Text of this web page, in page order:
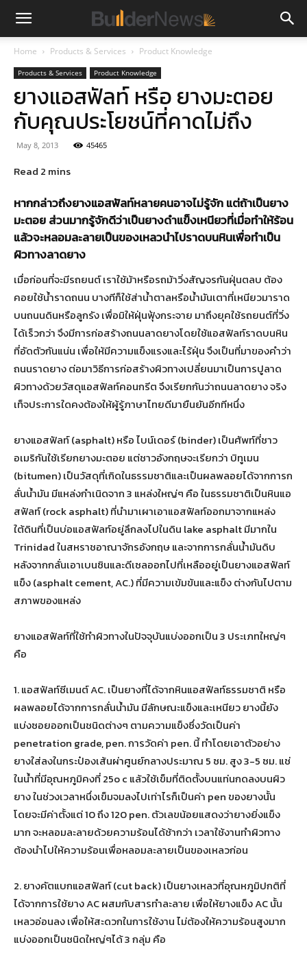
Home Products & Services Product Knowledge
Products & Services Product Knowledge
ยางแอสฟัลท์ หรือ ยางมะตอย
กับคุณประโยชน์ที่คาดไม่ถึง
May 8, 2013 45465
หากกล่าวถึงยางแอสฟัลท์หลายคนอาจไม่รู้จัก แต่ถ้าเป็นยาง
มะตอย ส่วนมากรู้จักดีว่าเป็นยางดำแข็งเหนียวที่เมื่อทำให้ร้อน
แล้วจะหลอมละลายเป็นของเหลวนำไปราดบนหินเพื่อทำเป็น
ผิวทางลาดยาง
เมื่อก่อนที่จะมีรถยนต์ เราใช้ม้าหรือรถม้าวิ่งสัญจรกันฝุ่นตลบ ต้อง
คอยใช้น้ำราดถนน บางทีก็ใช้ส่าน้ำตาลหรือน้ำมันเตาที่เหนียวมาราด
บนถนนดินหรือลูกรัง เพื่อมิให้ฝุ่นฟุ้งกระจาย มาถึงยุคใช้รถยนต์ที่วิ่ง
ได้เร็วกว่า จึงมีการก่อสร้างถนนลาดยางโดยใช้แอสฟัลท์ราดบนหิน
ที่อัดตัวกันแน่น เพื่อให้มีความแข็งแรงและไร้ฝุ่น จึงเป็นที่มาของคำว่า
ถนนราดยาง ต่อมาวิธีการก่อสร้างผิวทางเปลี่ยนมาเป็นการปูลาด
ผิวทางด้วยวัสดุแอสฟัลท์คอนกรีต จึงเรียกกันว่าถนนลาดยาง จริง
เท็จประการใดคงต้องให้ผู้รู้ภาษาไทยดีมายืนยันอีกทีหนึ่ง
ยางแอสฟัลท์ (asphalt) หรือ ไบน์เดอร์ (binder) เป็นศัพท์ที่ชาว
อเมริกันใช้เรียกยางมะตอย แต่ชาวอังกฤษจะเรียกว่า บิทูเมน
(bitumen) เป็นวัสดุที่เกิดในธรรมชาติและเป็นผลพลอยได้จากการก
ลั่นน้ำมัน มีแหล่งกำเนิดจาก 3 แหล่งใหญ่ๆ คือ ในธรรมชาติเป็นหินแอ
สฟัลท์ (rock asphalt) ที่นำมาเผาเอาแอสฟัลท์ออกมาจากแหล่ง
ใต้ดินที่เป็นบ่อแอสฟัลท์อยู่ลึกลงไปในดิน lake asphalt มีมากใน
Trinidad ในสหราชอาณาจักรอังกฤษ และจากการกลั่นน้ำมันดิบ
หลังจากกลั่นเอาเบนซินและดีเซลออกไปที่เหลืออยู่เป็นยางแอสฟัลท์
แข็ง (asphalt cement, AC.) ที่มีความเข้มข้นและแข็ง ต่างกันไปตาม
สภาพของแหล่ง
ยางแอสฟัลท์ที่ใช้ทำผิวทางในปัจจุบันแบ่งออกเป็น 3 ประเภทใหญ่ๆ
คือ
1. แอสฟัลท์ซีเมนต์ AC. เป็นยางที่ได้จากหินแอสฟัลท์ธรรมชาติ หรือ
ผลพลอยได้จากการกลั่นน้ำมัน มีลักษณะแข็งและเหนียว ยางนี้ยัง
แบ่งซอยออกเป็นชนิดต่างๆ ตามความแข็งซึ่งวัดเป็นค่า
penetration grade, pen. การวัดค่า pen. นี้ ทำโดยเอาตัวอย่าง
ยางใส่ลงในกระป๋องเส้นผ่าศูนย์กลางประมาณ 5 ซม. สูง 3-5 ซม. แช่
ในน้ำที่มีอุณหภูมิคงที่ 25o c แล้วใช้เข็มที่ติดตั้งบนแท่นกดลงบนผิว
ยาง ในช่วงเวลาหนึ่งเข็มจมลงไปเท่าไรก็เป็นค่า pen ของยางนั้น
โดยจะมีค่าตั้งแต่ 10 ถึง 120 pen. ตัวเลขน้อยแสดงว่ายางยิ่งแข็ง
มาก จะหลอมละลายด้วยความร้อนได้ช้ากว่า เวลาใช้งานทำผิวทาง
ต้องนำไปให้ความร้อนเพื่อหลอมละลายเป็นของเหลวก่อน
2. ยางคัตแบกแอสฟัลท์ (cut back) เป็นยางเหลวที่อุณหภูมิปกติที่
ได้จากการใช้ยาง AC ผสมกับสารทำละลาย เพื่อให้ยางแข็ง AC นั้น
เหลวอ่อนลง เพื่อให้สะดวกในการใช้งาน ไม่ต้องให้ความร้อนสูงมาก
แบ่งออกเป็นชนิดใหญ่ๆได้ 3 กลุ่ม คือ